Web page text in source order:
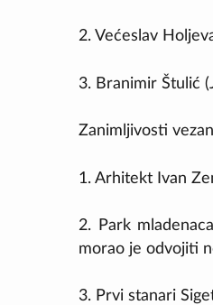
2. Većeslav
3. Branimir Štulić
Zanimljivosti
1. Arhitekt Ivan
2. Park
morao je odvojiti
3. Prvi stanari